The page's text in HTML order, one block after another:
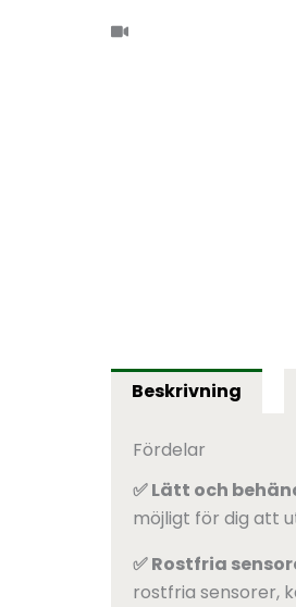
Öppna
popup-
Beskrivning
Fördelar
✅ Lätt och
möjligt för dig att
✅ Rostfria
rostfria sensorer,